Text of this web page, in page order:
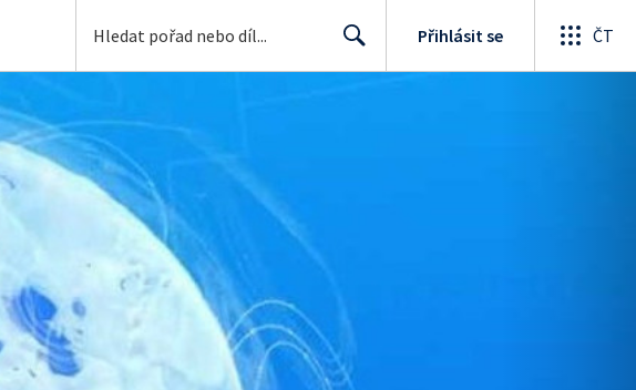
Přihlásit se ČT